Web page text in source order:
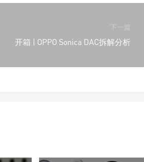
下一篇
开箱 | OPPO Sonica DAC拆解分析